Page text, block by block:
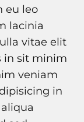
eu leo
lacinia
vitae elit
in sit minim
veniam
in